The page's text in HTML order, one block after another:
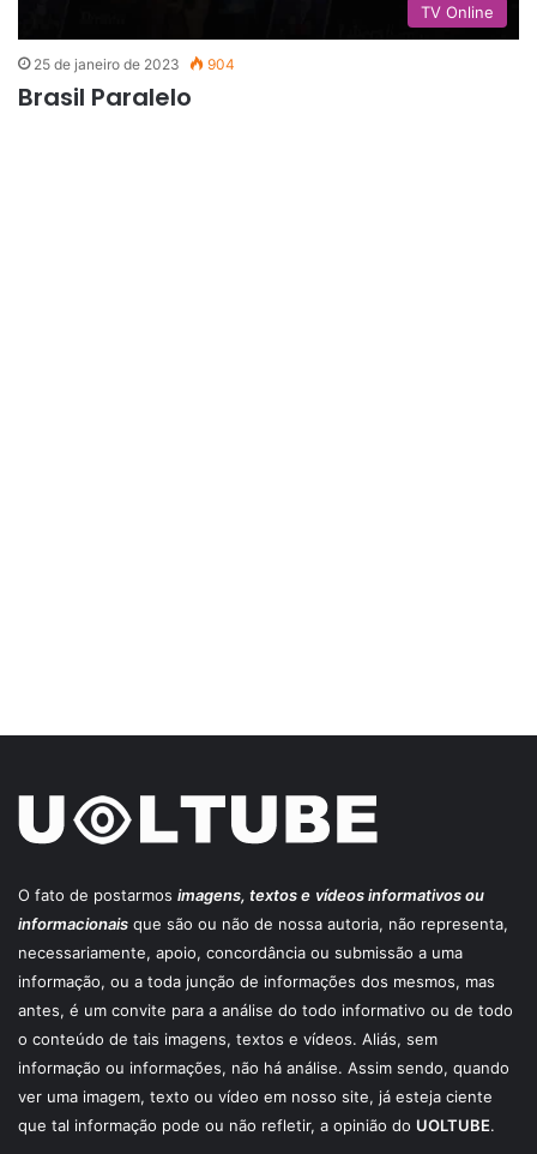
TV Online
25 de janeiro de 2023 904
Brasil Paralelo
O fato de postarmos imagens, textos e vídeos informativos ou
informacionais que são ou não de nossa autoria, não representa,
necessariamente, apoio, concordância ou submissão a uma
informação, ou a toda junção de informações dos mesmos, mas
antes, é um convite para a análise do todo informativo ou de todo
o conteúdo de tais imagens, textos e vídeos. Aliás, sem
informação ou informações, não há análise. Assim sendo, quando
ver uma imagem, texto ou vídeo em nosso site, já esteja ciente
que tal informação pode ou não refletir, a opinião do UOLTUBE.